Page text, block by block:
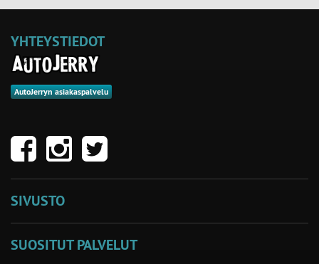
YHTEYSTIEDOT
AutoJerryn asiakaspalvelu
SIVUSTO
SUOSITUT PALVELUT